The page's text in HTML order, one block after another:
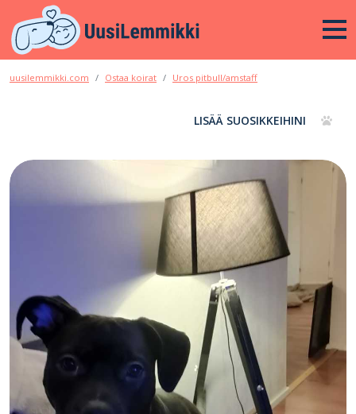
uusilemmikki.com Ostaa koirat Uros pitbull/amstaff
LISÄÄ SUOSIKKEIHINI